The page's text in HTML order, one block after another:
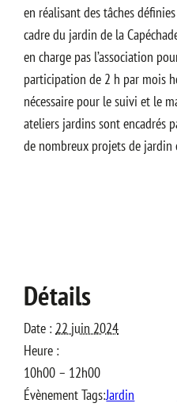
en réalisant des tâches
cadre du jardin de la
en charge pas l’association
participation de 2 h par mois
nécessaire pour le suivi et le
ateliers jardins sont encadrés
de nombreux projets de jardin
Détails
Date : 22 juin 2024
Heure :
10h00 – 12h00
Évènement Tags:Jardin